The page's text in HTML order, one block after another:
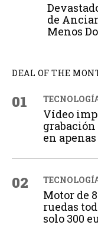
de
Menos
DEAL OF THE
01
Vídeo
en
02
Motor de
ruedas
solo 300